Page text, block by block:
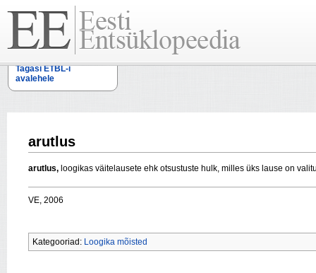
Tagasi ETBL-i
avalehele
arutlus
arutlus, loogikas väitelausete ehk otsustuste hulk, milles üks lause on
VE, 2006
Kategooriad: Loogika mõisted